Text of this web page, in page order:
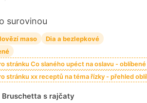
surovinou
maso
Dia a bezlepkové
stránku Co slaného upéct na oslavu -
stránku xx receptů na téma řízky - přehled
Bruschetta s rajčaty